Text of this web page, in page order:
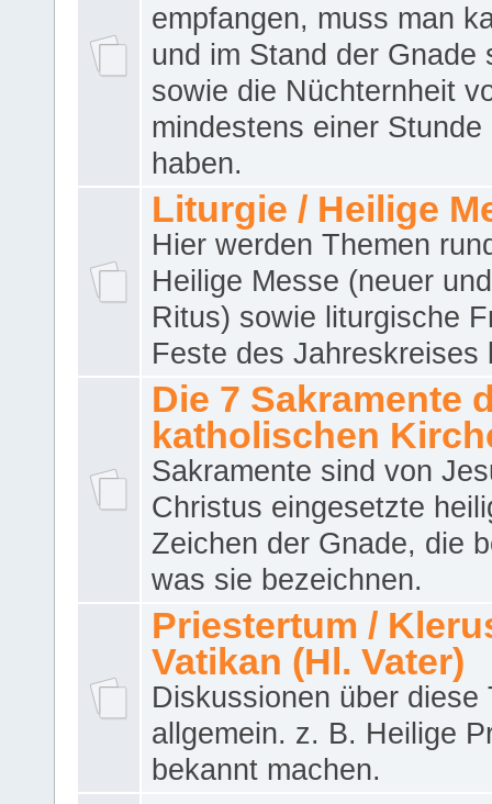
empfangen, muss man
und im Stand der Gnade
sowie die Nüchternheit
mindestens einer Stunde
haben.
Liturgie / Heilige
Hier werden Themen
Heilige Messe (neuer
Ritus) sowie liturgische
Feste des Jahreskreises
Die 7 Sakramente
katholischen
Sakramente sind von
Christus eingesetzte
Zeichen der Gnade, die
was sie bezeichnen.
Priestertum /
Vatikan (Hl. Vater)
Diskussionen über diese
allgemein. z. B. Heilige
bekannt machen.